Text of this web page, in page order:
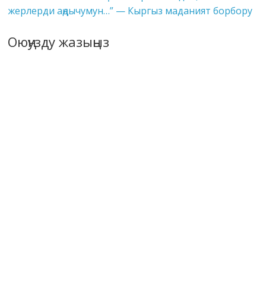
жерлерди аңдычумун…” — Кыргыз маданият борбору
Оюңузду жазыңыз